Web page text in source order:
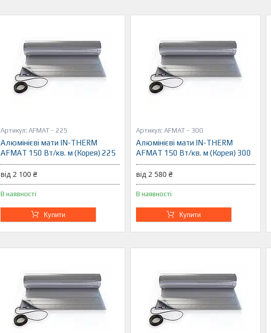
AFMAT - 225
Алюмінієві мати IN-THERM
AFMAT 150 Вт/кв. м (Корея) 225
від 2 100 ₴
В наявності
Купити
AFMAT - 300
Алюмінієві мати IN-THERM
AFMAT 150 Вт/кв. м (Корея) 300
від 2 580 ₴
В наявності
Купити